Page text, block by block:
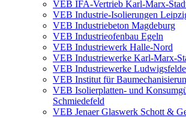
VEB IFA-Vertrieb Karl-Marx-
VEB Industrie-Isolierungen
VEB Industriebeton Magdeburg
VEB Industrieofenbau Egeln
VEB Industriewerk Halle-Nord
VEB Industriewerke Karl-Marx-
VEB Industriewerke Ludwigsfelde
VEB Institut für
VEB Isolierplatten- und
Schmiedefeld
VEB Jenaer Glaswerk Schott &